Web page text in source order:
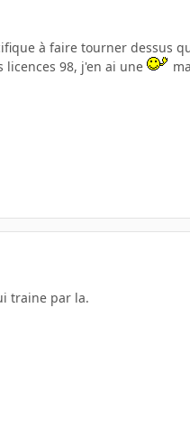
à faire tourner dessus
licences 98, j'en ai une
traine par la.